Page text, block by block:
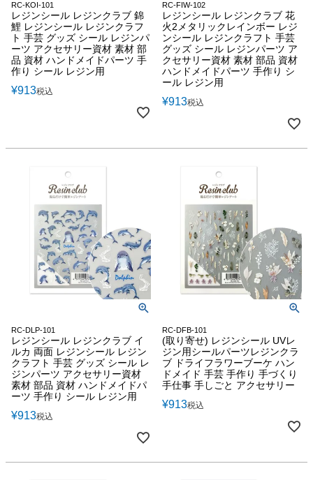
RC-KOI-101
レジンシール レジンクラブ 錦
鯉 レジンシール レジンクラフ
ト 手芸 グッズ シール レジンパ
ーツ アクセサリー資材 素材 部
品 資材 ハンドメイドパーツ 手
作り シール レジン用
¥913税込
RC-FIW-102
レジンシール レジンクラブ 花
火2メタリックレインボー レジ
ンシール レジンクラフト 手芸
グッズ シール レジンパーツ ア
クセサリー資材 素材 部品 資材
ハンドメイドパーツ 手作り シ
ール レジン用
¥913税込
RC-DLP-101
レジンシール レジンクラブ イ
ルカ 両面 レジンシール レジン
クラフト 手芸 グッズ シール レ
ジンパーツ アクセサリー資材
素材 部品 資材 ハンドメイドパ
ーツ 手作り シール レジン用
¥913税込
RC-DFB-101
(取り寄せ) レジンシール UVレ
ジン用シールパーツレジンクラ
ブ ドライフラワーブーケ ハン
ドメイド 手芸 手作り 手づくり
手仕事 手しごと アクセサリー
¥913税込